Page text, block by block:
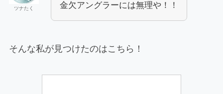
ツナたく
金欠アングラーには無理や！！
そんな私が見つけたのはこちら！